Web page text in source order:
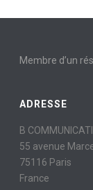
Membre d’un
ADRESSE
B
55 avenue
75116 Paris
France